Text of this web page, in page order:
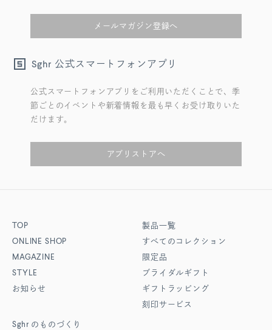
メールマガジン登録へ
Sghr 公式スマートフォンアプリ
公式スマートフォンアプリをご利用いただくことで、季
節ごとのイベントや新着情報を最も早くお受け取りいた
だけます。
アプリストアへ
TOP
ONLINE SHOP
MAGAZINE
STYLE
お知らせ
Sghr のものづくり
製品一覧
すべてのコレクション
限定品
ブライダルギフト
ギフトラッピング
刻印サービス